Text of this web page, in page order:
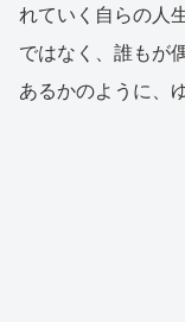
れていく自らの人
ではなく、誰もが
あるかのように、